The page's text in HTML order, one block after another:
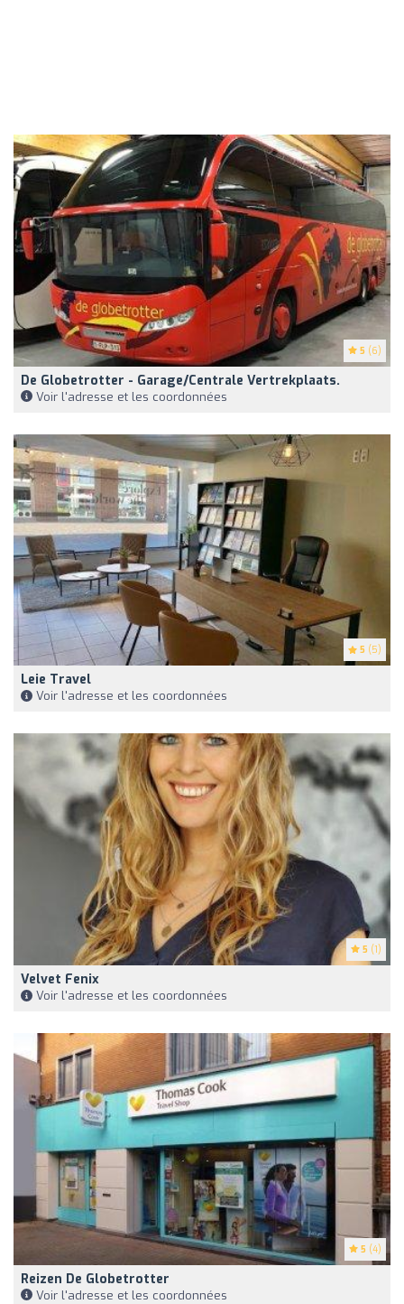
5 (6)
De Globetrotter - Garage/Centrale Vertrekplaats.
Voir l'adresse et les coordonnées
5 (5)
Leie Travel
Voir l'adresse et les coordonnées
5 (1)
Velvet Fenix
Voir l'adresse et les coordonnées
5 (4)
Reizen De Globetrotter
Voir l'adresse et les coordonnées